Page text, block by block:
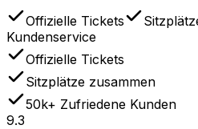
Offizielle Tickets
Kundenservice
Offizielle Tickets
Sitzplätze zusammen
50k+ Zufriedene Kunden
9.3